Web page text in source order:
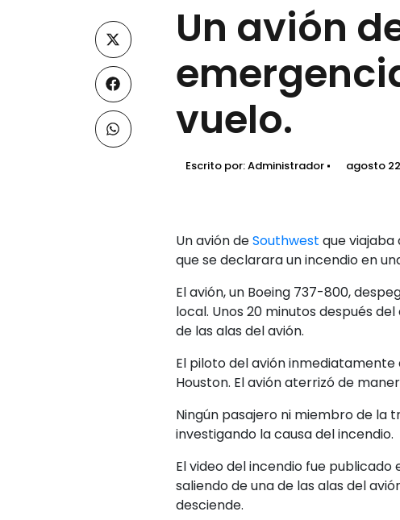
Un avión
vuelo.
Escrito por:Administrador agosto
Un avión deSouthwest que viajaba
que se declarara un incendio en
El avión, un Boeing 737-800,
local. Unos 20 minutos después
de las alas del avión.
El piloto del avión
Houston. El avión aterrizó de
Ningún pasajero ni miembro de la
investigando la causa del incendio.
El video del incendio fue
saliendo de una de las alas del
desciende.